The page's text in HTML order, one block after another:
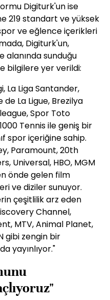
Digiturk'un ise
219 standart ve yüksek
ve eğlence içerikleri
Digiturk'un,
sunduğu
bilgilere yer verildi:
La Liga Santander,
de La Ligue, Brezilya
Spor Toto
Tennis ile geniş bir
spor içeriğine sahip.
Paramount, 20th
Universal, HBO, MGM
önde gelen film
ve diziler sunuyor.
çeşitlilik arz eden
Channel,
MTV, Animal Planet,
gibi zengin bir
yayınlıyor."